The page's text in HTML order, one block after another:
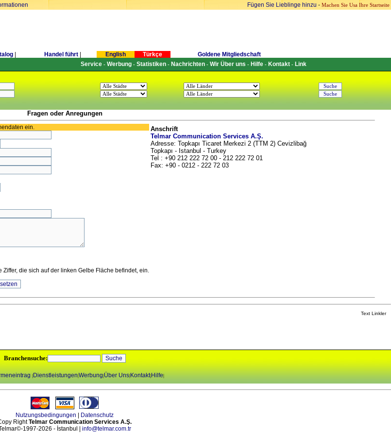
Fügen Sie Lieblinge hinzu - Machen Sie Usa Ihre Startseite
Handel führt English Türkçe Goldene Mitgliedschaft
Service- Werbung- Statistiken- Nachrichten- Wir Über uns - Hilfe- Kontakt- Link
Fragen oder Anregungen
ein.
Ziffer, die sich auf der linken Gelbe Fläche befindet, ein.
Anschrift
Telmar Communication Services A.Ş.
Adresse: Topkapı Ticaret Merkezi 2 (TTM 2) Cevizlibağ
Topkapı - Istanbul - Turkey
Tel : +90 212 222 72 00 - 212 222 72 01
Fax: +90 - 0212 - 222 72 03
Text Linkler
Branchensuche:
|Dienstleistungen|Werbung|Über Uns|Kontakt|Hilfe|
Nutzungsbedingungen
Datenschutz
RightTelmar Communication Services A.Ş.
1997-2026 - İstanbul | info@telmar.com.tr